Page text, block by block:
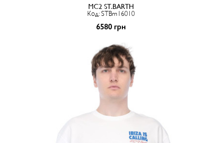
MC2 ST.BARTH
Код: STBm16010
6580 грн